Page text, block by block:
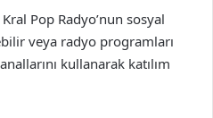
Pop Radyo’nun sosyal
veya radyo programları
kullanarak katılım